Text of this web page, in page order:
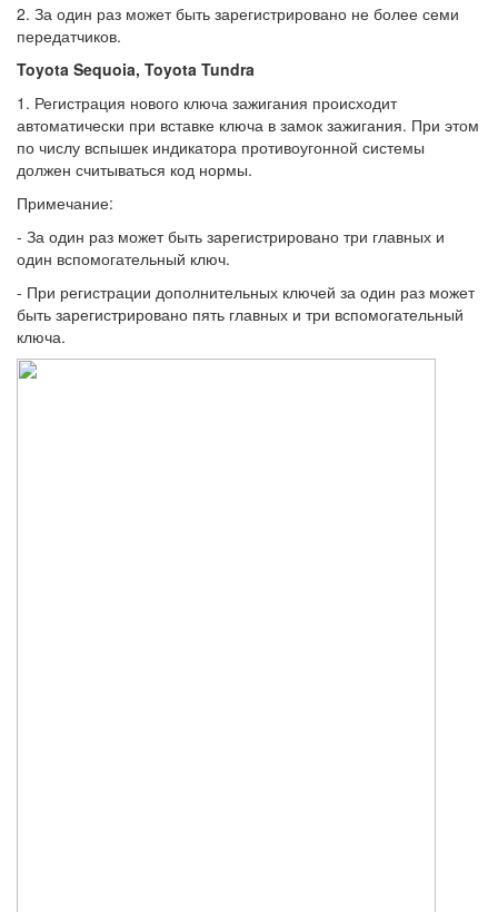
2. За один раз может быть зарегистрировано не более семи
передатчиков.
Toyota Sequoia, Toyota Tundra
1. Регистрация нового ключа зажигания происходит
автоматически при вставке ключа в замок зажигания. При этом
по числу вспышек индикатора противоугонной системы
должен считываться код нормы.
Примечание:
- За один раз может быть зарегистрировано три главных и
один вспомогательный ключ.
- При регистрации дополнительных ключей за один раз может
быть зарегистрировано пять главных и три вспомогательный
ключа.